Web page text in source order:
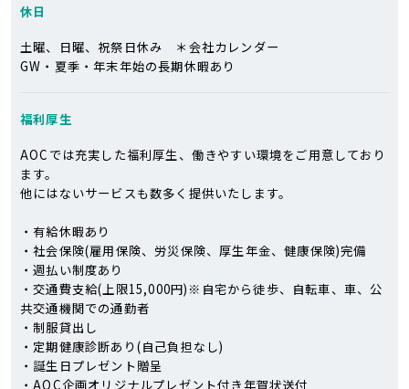
休日
土曜、日曜、祝祭日休み ＊会社カレンダー
GW・夏季・年末年始の長期休暇あり
福利厚生
AOCでは充実した福利厚生、働きやすい環境をご用意しており
ます。
他にはないサービスも数多く提供いたします。
・有給休暇あり
・社会保険(雇用保険、労災保険、厚生年金、健康保険)完備
・週払い制度あり
・交通費支給(上限15,000円)※自宅から徒歩、自転車、車、公
共交通機関での通勤者
・制服貸出し
・定期健康診断あり(自己負担なし)
・誕生日プレゼント贈呈
・AOC企画オリジナルプレゼント付き年賀状送付